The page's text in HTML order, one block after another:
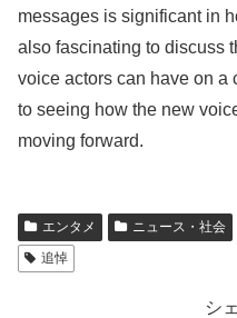
messages is significant in
also fascinating to discuss
voice actors can have on a
to seeing how the new
moving forward.
エンタメ ニュース・社会
追悼
シ